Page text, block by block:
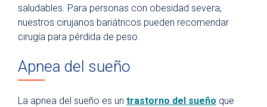
saludables. Para personas con obesidad severa,
nuestros cirujanos bariátricos pueden recomendar
cirugía para pérdida de peso.
Apnea del sueño
La apnea del sueño es un trastorno del sueño que